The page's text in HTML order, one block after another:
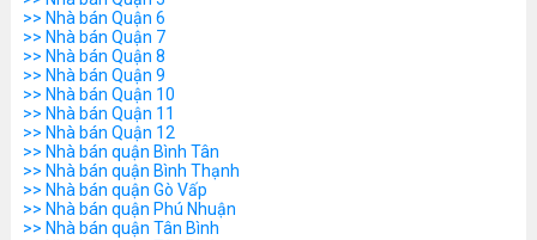
>> Nhà bán Quận 6
>> Nhà bán Quận 7
>> Nhà bán Quận 8
>> Nhà bán Quận 9
>> Nhà bán Quận 10
>> Nhà bán Quận 11
>> Nhà bán Quận 12
>> Nhà bán quận Bình Tân
>> Nhà bán quận Bình Thạnh
>> Nhà bán quận Gò Vấp
>> Nhà bán quận Phú Nhuận
>> Nhà bán quận Tân Bình